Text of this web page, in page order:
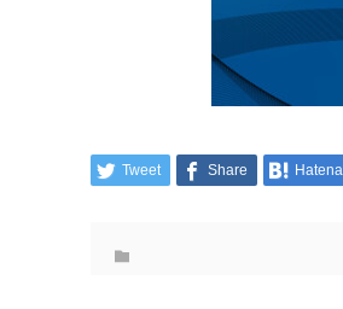
Tweet Share Hatena